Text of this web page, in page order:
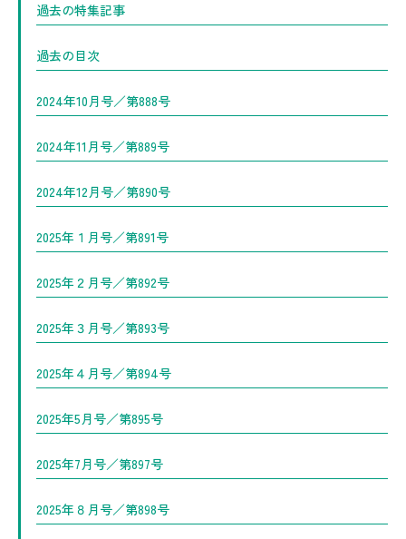
過去の特集記事
過去の目次
2024年10月号／第888号
2024年11月号／第889号
2024年12月号／第890号
2025年１月号／第891号
2025年２月号／第892号
2025年３月号／第893号
2025年４月号／第894号
2025年5月号／第895号
2025年7月号／第897号
2025年８月号／第898号